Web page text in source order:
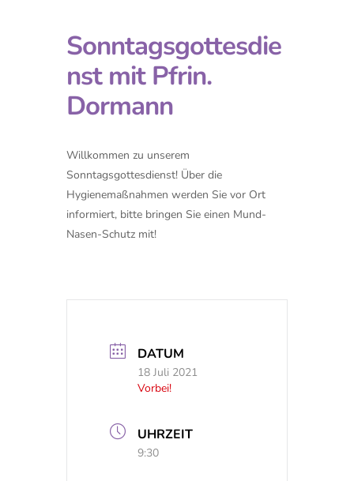
Sonntagsgottesdie
nst mit Pfrin.
Dormann
Willkommen zu unserem
Sonntagsgottesdienst! Über die
Hygienemaßnahmen werden Sie vor Ort
informiert, bitte bringen Sie einen Mund-
Nasen-Schutz mit!
DATUM
18 Juli 2021
Vorbei!
UHRZEIT
9:30